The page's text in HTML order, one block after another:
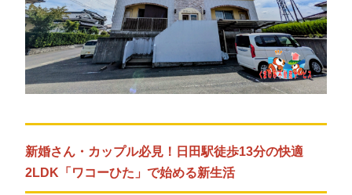
新婚さん・カップル必見！日田駅徒歩13分の快適
2LDK「ワコーひた」で始める新生活